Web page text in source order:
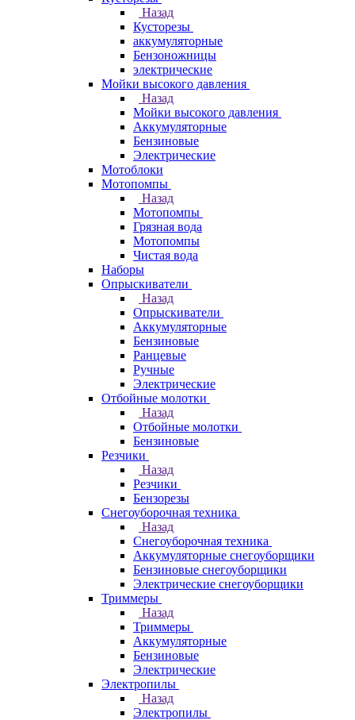
Назад
Кусторезы
аккумуляторные
Бензоножницы
электрические
Мойки высокого давления
Назад
Мойки высокого давления
Аккумуляторные
Бензиновые
Электрические
Мотоблоки
Мотопомпы
Назад
Мотопомпы
Грязная вода
Мотопомпы
Чистая вода
Наборы
Опрыскиватели
Назад
Опрыскиватели
Аккумуляторные
Бензиновые
Ранцевые
Ручные
Электрические
Отбойные молотки
Назад
Отбойные молотки
Бензиновые
Резчики
Назад
Резчики
Бензорезы
Снегоуборочная техника
Назад
Снегоуборочная техника
Аккумуляторные снегоуборщики
Бензиновые снегоуборщики
Электрические снегоуборщики
Триммеры
Назад
Триммеры
Аккумуляторные
Бензиновые
Электрические
Электропилы
Назад
Электропилы